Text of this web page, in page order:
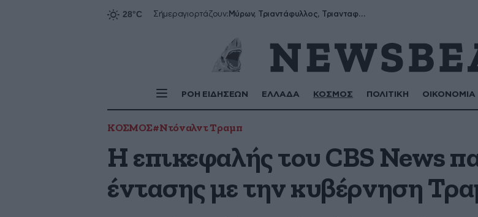
Σήμεραγιορτάζουν: Μύρων, Τριαντάφυλλος, Τριανταφυλλιά, Φυλλιώ, Ρόζα
ΡΟΗ ΕΙΔΗΣΕΩΝ ΕΛΛΑΔΑ ΚΟΣΜΟΣ ΠΟΛΙΤΙΚΗ ΟΙΚΟΝΟΜΙΑ
ΚΟΣΜΟΣ#Ντόναλντ Τραμπ
Η επικεφαλής του CBS News
έντασης με την κυβέρνηση